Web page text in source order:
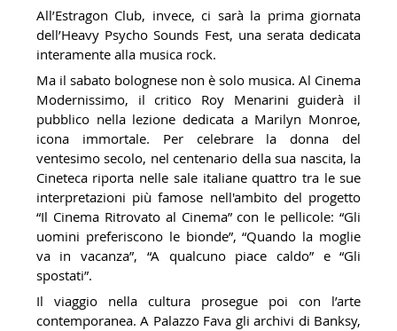
All’Estragon Club, invece, ci sarà la prima giornata
dell’Heavy Psycho Sounds Fest, una serata dedicata
interamente alla musica rock.
Ma il sabato bolognese non è solo musica. Al Cinema
Modernissimo, il critico Roy Menarini guiderà il
pubblico nella lezione dedicata a Marilyn Monroe,
icona immortale. Per celebrare la donna del
ventesimo secolo, nel centenario della sua nascita, la
Cineteca riporta nelle sale italiane quattro tra le sue
interpretazioni più famose nell'ambito del progetto
“Il Cinema Ritrovato al Cinema” con le pellicole: “Gli
uomini preferiscono le bionde”, “Quando la moglie
va in vacanza”, “A qualcuno piace caldo” e “Gli
spostati”.
Il viaggio nella cultura prosegue poi con l’arte
contemporanea. A Palazzo Fava gli archivi di Banksy,